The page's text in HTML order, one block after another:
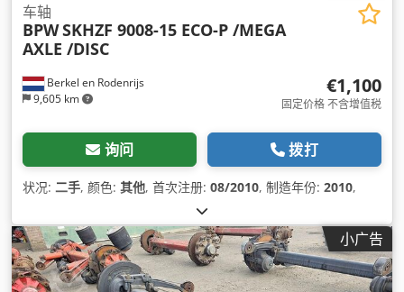
Berkel en Rodenrijs
9,605 km
车轴
BPWSKHZF 9008-15 ECO-P /MEGA
AXLE /DISC
€1,100
固定价格 不含增值税
询问 拨打
状况: 二手, 颜色: 其他, 首次注册: 08/2010, 制造年份: 2010,
小广告